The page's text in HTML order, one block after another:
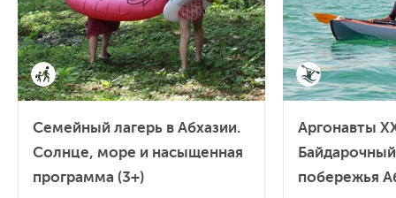
Семейный лагерь в Абхазии.
Солнце, море и насыщенная
программа (3+)
Аргонавты
побережья